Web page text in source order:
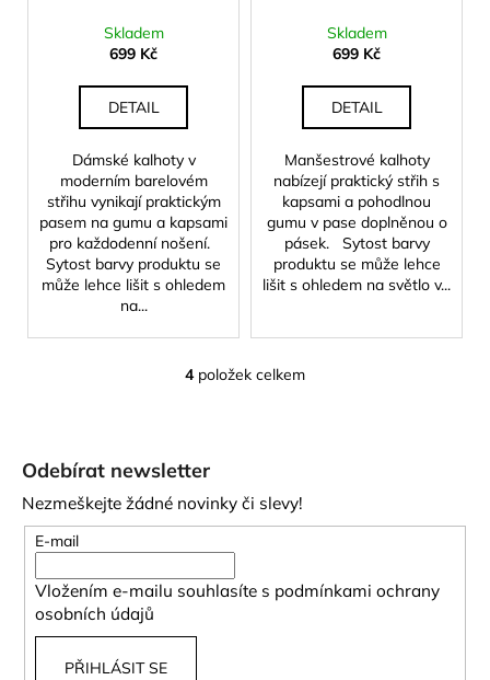
Skladem
699 Kč
DETAIL
Dámské kalhoty v
moderním barelovém
střihu vynikají praktickým
pasem na gumu a kapsami
pro každodenní nošení.
Sytost barvy produktu se
může lehce lišit s ohledem
na...
Skladem
699 Kč
DETAIL
Manšestrové kalhoty
nabízejí praktický střih s
kapsami a pohodlnou
gumu v pase doplněnou o
pásek. Sytost barvy
produktu se může lehce
lišit s ohledem na světlo v...
O
a
c
r
4položek celkem
Odebírat newsletter
Nezmeškejte žádné novinky či slevy!
E-mail
Vložením e-mailu souhlasíte s podmínkami ochrany
osobních údajů
PŘIHLÁSIT SE